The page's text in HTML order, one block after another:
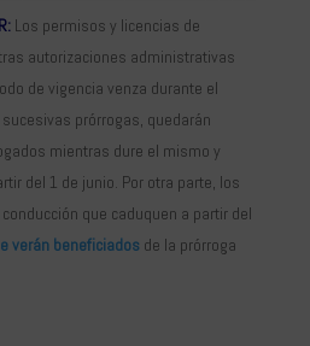
Los permisos y licencias de
autorizaciones administrativas
de vigencia venza durante el
prórrogas, quedarán
mientras dure el mismo y
del 1 de junio. Por otra parte, los
que caduquen a partir del
verán beneficiados de la prórroga